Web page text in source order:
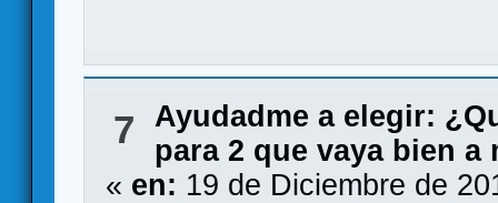
7
Ayudadme a elegir:
para 2 que vaya bien a
« en: 19 de Diciembre de